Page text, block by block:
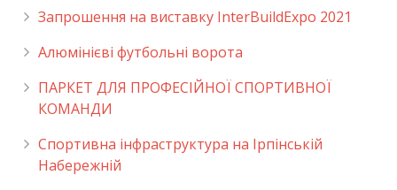
Запрошення на виставку InterBuildExpo 2021
Алюмінієві футбольні ворота
ПАРКЕТ ДЛЯ ПРОФЕСІЙНОЇ СПОРТИВНОЇ
КОМАНДИ
Спортивна інфраструктура на Ірпінській
Набережній